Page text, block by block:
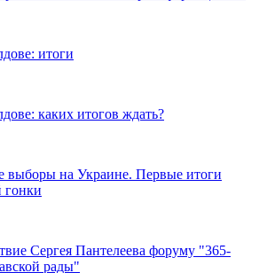
итоги
каких итогов ждать?
выборы на Украине. Первые итоги
гонки
Сергея Пантелеева форуму "365-
рады"